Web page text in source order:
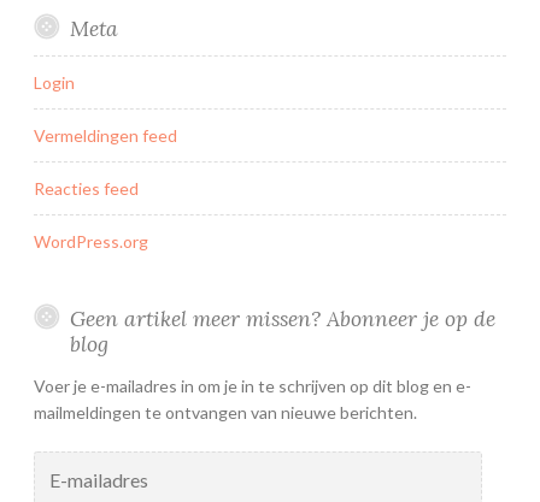
Meta
Login
Vermeldingen feed
Reacties feed
WordPress.org
Geen artikel meer missen? Abonneer je op de
blog
Voer je e-mailadres in om je in te schrijven op dit blog en e-
mailmeldingen te ontvangen van nieuwe berichten.
mailadres